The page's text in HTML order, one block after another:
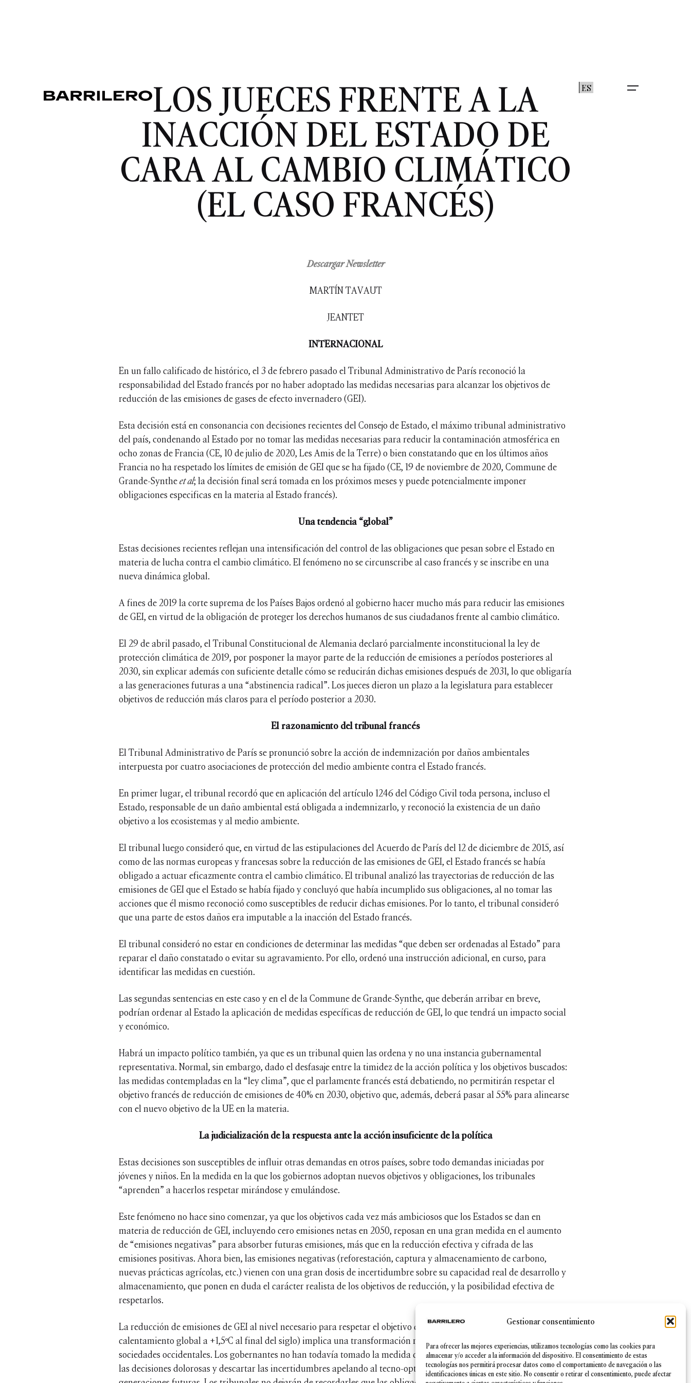
Gestionar consentimiento
Para ofrecer las mejores experiencias, utilizamos tecnologías como las cookies para
almacenar y/o acceder a la información del dispositivo. El consentimiento de estas
tecnologías nos permitirá procesar datos como el comportamiento de navegación o las
identificaciones únicas en este sitio. No consentir o retirar el consentimiento, puede afectar
ES
LOS JUECES FRENTE A LA
INACCIÓN DEL ESTADO DE
CARA AL CAMBIO CLIMÁTICO
(EL CASO FRANCÉS)
Descargar Newsletter
MARTÍN TAVAUT
JEANTET
INTERNACIONAL
En un fallo calificado de histórico, el 3 de febrero pasado el Tribunal Administrativo de París reconoció la
responsabilidad del Estado francés por no haber adoptado las medidas necesarias para alcanzar los objetivos de
reducción de las emisiones de gases de efecto invernadero (GEI).
Esta decisión está en consonancia con decisiones recientes del Consejo de Estado, el máximo tribunal administrativo
del país, condenando al Estado por no tomar las medidas necesarias para reducir la contaminación atmosférica en
ocho zonas de Francia (CE, 10 de julio de 2020, Les Amis de la Terre) o bien constatando que en los últimos años
Francia no ha respetado los límites de emisión de GEI que se ha fijado (CE, 19 de noviembre de 2020, Commune de
Grande-Syntheet al; la decisión final será tomada en los próximos meses y puede potencialmente imponer
obligaciones especificas en la materia al Estado francés).
Una tendencia “global”
Estas decisiones recientes reflejan una intensificación del control de las obligaciones que pesan sobre el Estado en
materia de lucha contra el cambio climático. El fenómeno no se circunscribe al caso francés y se inscribe en una
nueva dinámica global.
A fines de 2019 la corte suprema de los Países Bajos ordenó al gobierno hacer mucho más para reducir las emisiones
de GEI, en virtud de la obligación de proteger los derechos humanos de sus ciudadanos frente al cambio climático.
El 29 de abril pasado, el Tribunal Constitucional de Alemania declaró parcialmente inconstitucional la ley de
protección climática de 2019, por posponer la mayor parte de la reducción de emisiones a períodos posteriores al
2030, sin explicar además con suficiente detalle cómo se reducirán dichas emisiones después de 2031, lo que obligaría
a las generaciones futuras a una “abstinencia radical”. Los jueces dieron un plazo a la legislatura para establecer
objetivos de reducción más claros para el período posterior a 2030.
El razonamiento del tribunal francés
El Tribunal Administrativo de París se pronunció sobre la acción de indemnización por daños ambientales
interpuesta por cuatro asociaciones de protección del medio ambiente contra el Estado francés.
En primer lugar, el tribunal recordó que en aplicación del artículo 1246 del Código Civil toda persona, incluso el
Estado, responsable de un daño ambiental está obligada a indemnizarlo, y reconoció la existencia de un daño
objetivo a los ecosistemas y al medio ambiente.
El tribunal luego consideró que, en virtud de las estipulaciones del Acuerdo de París del 12 de diciembre de 2015, así
como de las normas europeas y francesas sobre la reducción de las emisiones de GEI, el Estado francés se había
obligado a actuar eficazmente contra el cambio climático. El tribunal analizó las trayectorias de reducción de las
emisiones de GEI que el Estado se había fijado y concluyó que había incumplido sus obligaciones, al no tomar las
acciones que él mismo reconoció como susceptibles de reducir dichas emisiones. Por lo tanto, el tribunal consideró
que una parte de estos daños era imputable a la inacción del Estado francés.
El tribunal consideró no estar en condiciones de determinar las medidas “que deben ser ordenadas al Estado” para
reparar el daño constatado o evitar su agravamiento. Por ello, ordenó una instrucción adicional, en curso, para
identificar las medidas en cuestión.
Las segundas sentencias en este caso y en el de la Commune de Grande-Synthe, que deberán arribar en breve,
podrían ordenar al Estado la aplicación de medidas específicas de reducción de GEI, lo que tendrá un impacto social
y económico.
Habrá un impacto político también, ya que es un tribunal quien las ordena y no una instancia gubernamental
representativa. Normal, sin embargo, dado el desfasaje entre la timidez de la acción política y los objetivos buscados:
las medidas contempladas en la “ley clima”, que el parlamente francés está debatiendo, no permitirán respetar el
objetivo francés de reducción de emisiones de 40% en 2030, objetivo que, además, deberá pasar al 55% para alinearse
con el nuevo objetivo de la UE en la materia.
La judicialización de la respuesta ante la acción insuficiente de la política
Estas decisiones son susceptibles de influir otras demandas en otros países, sobre todo demandas iniciadas por
jóvenes y niños. En la medida en la que los gobiernos adoptan nuevos objetivos y obligaciones, los tribunales
“aprenden” a hacerlos respetar mirándose y emulándose.
Este fenómeno no hace sino comenzar, ya que los objetivos cada vez más ambiciosos que los Estados se dan en
materia de reducción de GEI, incluyendo cero emisiones netas en 2050, reposan en una gran medida en el aumento
de “emisiones negativas” para absorber futuras emisiones, más que en la reducción efectiva y cifrada de las
emisiones positivas. Ahora bien, las emisiones negativas (reforestación, captura y almacenamiento de carbono,
nuevas prácticas agrícolas, etc.) vienen con una gran dosis de incertidumbre sobre su capacidad real de desarrollo y
almacenamiento, que ponen en duda el carácter realista de los objetivos de reducción, y la posibilidad efectiva de
respetarlos.
La reducción de emisiones de GEI al nivel necesario para respetar el objetivo del Acuerdo de Paris (limitar el
calentamiento global a +1,5ºC al final del siglo) implica una transformación radical del modo de vida de nuestras
sociedades occidentales. Los gobernantes no han todavía tomado la medida de su importancia y prefieren postergar
las decisiones dolorosas y descartar las incertidumbres apelando al tecno-optimismo, prefiriendo dejar el fardo a las